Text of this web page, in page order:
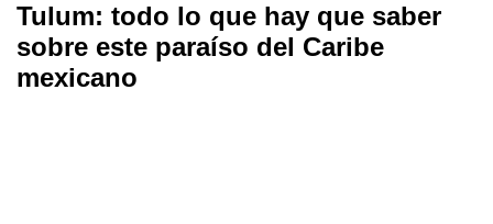
Tulum: todo lo que hay que saber
sobre este paraíso del Caribe
mexicano